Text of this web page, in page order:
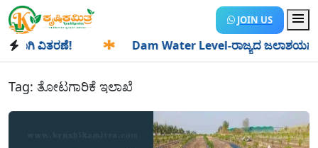
JOIN US
ವಿತರಣೆ! Dam Water Level-ರಾಜ್ಯದ ಜಲಾಶಯಗಳಿಗೆ
Tag: ತೋಟಗಾರಿಕೆ ಇಲಾಖೆ